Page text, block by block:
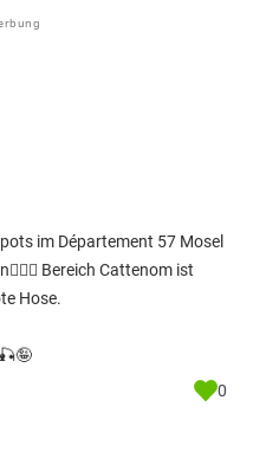
im Département 57 Mosel
Bereich Cattenom ist
Hose.
0